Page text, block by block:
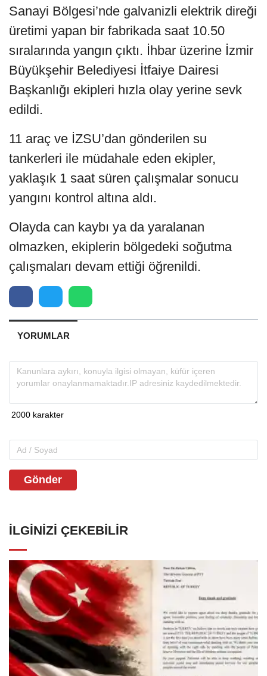
Sanayi Bölgesi’nde galvanizli elektrik direği
üretimi yapan bir fabrikada saat 10.50
sıralarında yangın çıktı. İhbar üzerine İzmir
Büyükşehir Belediyesi İtfaiye Dairesi
Başkanlığı ekipleri hızla olay yerine sevk
edildi.
11 araç ve İZSU’dan gönderilen su
tankerleri ile müdahale eden ekipler,
yaklaşık 1 saat süren çalışmalar sonucu
yangını kontrol altına aldı.
Olayda can kaybı ya da yaralanan
olmazken, ekiplerin bölgedeki soğutma
çalışmaları devam ettiği öğrenildi.
YORUMLAR
Gönder
İLGINIZI ÇEKEBILIR